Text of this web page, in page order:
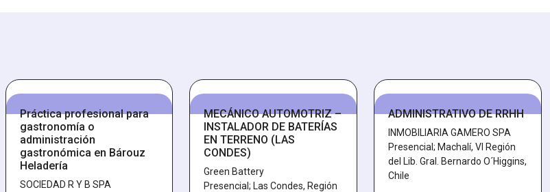
Práctica profesional para
gastronomía o
administración
gastronómica en Bárouz
Heladería
SOCIEDAD R Y B SPA
MECÁNICO AUTOMOTRIZ –
INSTALADOR DE BATERÍAS
EN TERRENO (LAS
CONDES)
Green Battery
Presencial; Las Condes, Región
ADMINISTRATIVO DE RRHH
INMOBILIARIA GAMERO SPA
Presencial; Machalí, VI Región
del Lib. Gral. Bernardo O´Higgins,
Chile